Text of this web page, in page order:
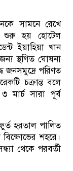
সামনে রেখে
শুরু হয় হোটেল
ইয়াহিয়া খান
স্থগিত ঘোষনা
জনসমুদ্রে পরিণত
চক্রান্ত বলে
মার্চ সারা পূর্ব
হরতাল পালিত
শহরে।
থেকে পরবর্তী